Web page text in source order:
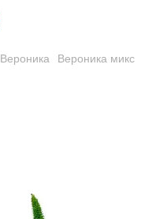
Вероника Вероника микс